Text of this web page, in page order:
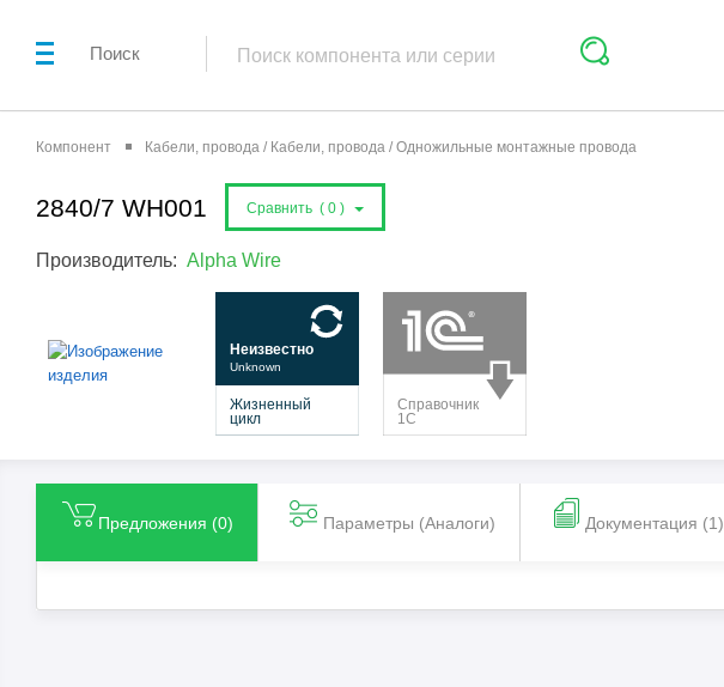
Поиск
Компонент Кабели, провода / Кабели, провода / Одножильные монтажные провода
2840/7 WH001 Сравнить ( 0 )
Производитель: Alpha Wire
Предложения (0) Параметры (Aналоги) Документация (1)